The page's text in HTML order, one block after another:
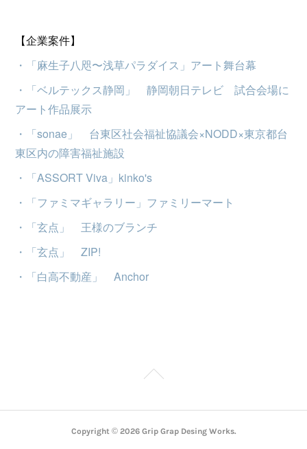
【企業案件】
・「麻生子八咫〜浅草パラダイス」アート舞台幕
・「ベルテックス静岡」 静岡朝日テレビ 試合会場に
アート作品展示
・「sonae」 台東区社会福祉協議会×NODD×東京都台
東区内の障害福祉施設
・「ASSORT Viva 」kinko's
・「ファミマギャラリー」ファミリーマート
・「玄点」 王様のブランチ
・「玄点」 ZIP!
・「白高不動産」 Anchor
Copyright © 2026 Grip Grap Desing Works.